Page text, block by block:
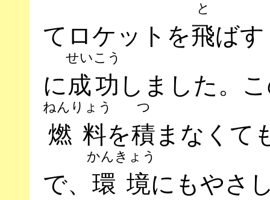
てロケットを飛
と
ば
に成功
せいこう
しました。
燃料
ねんりょう
を積
つ
まなくて
で、 環境
かんきょう
にもやさ